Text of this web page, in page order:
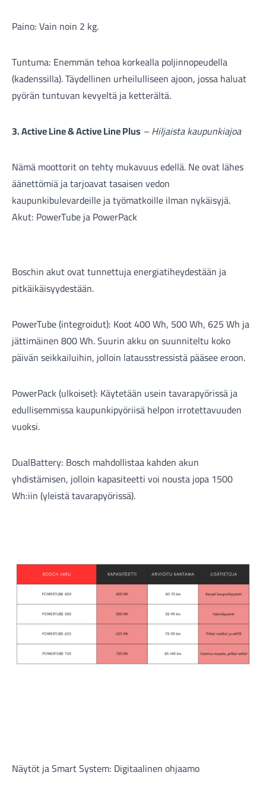
Paino: Vain noin 2 kg.
Tuntuma: Enemmän tehoa korkealla poljinnopeudella
(kadenssilla). Täydellinen urheilulliseen ajoon, jossa haluat
pyörän tuntuvan kevyeltä ja ketterältä.
3. Active Line & Active Line Plus – Hiljaista kaupunkiajoa
Nämä moottorit on tehty mukavuus edellä. Ne ovat lähes
äänettömiä ja tarjoavat tasaisen vedon
kaupunkibulevardeille ja työmatkoille ilman nykäisyjä.
Akut: PowerTube ja PowerPack
Boschin akut ovat tunnettuja energiatiheydestään ja
pitkäikäisyydestään.
PowerTube (integroidut): Koot 400 Wh, 500 Wh, 625 Wh ja
jättimäinen 800 Wh. Suurin akku on suunniteltu koko
päivän seikkailuihin, jolloin latausstressistä pääsee eroon.
PowerPack (ulkoiset): Käytetään usein tavarapyörissä ja
edullisemmissa kaupunkipyöriisä helpon irrotettavuuden
vuoksi.
DualBattery: Bosch mahdollistaa kahden akun
yhdistämisen, jolloin kapasiteetti voi nousta jopa 1500
Wh:iin (yleistä tavarapyörissä).
Näytöt ja Smart System: Digitaalinen ohjaamo